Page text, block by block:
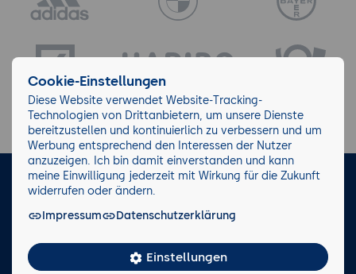
LinkedIn Facebook
Facts
Cookie-Einstellungen
Diese Website verwendet Website-Tracking-
Technologien von Drittanbietern, um unsere Dienste
bereitzustellen und kontinuierlich zu verbessern und um
Werbung entsprechend den Interessen der Nutzer
anzuzeigen. Ich bin damit einverstanden und kann
meine Einwilligung jederzeit mit Wirkung für die Zukunft
widerrufen oder ändern.
Impressum
Datenschutzerklärung
Einstellungen